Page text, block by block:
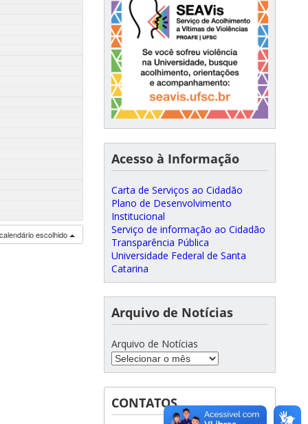
escolhido
Acesso à Informação
Carta de Serviços ao Cidadão
Plano de Desenvolvimento
Institucional
Serviço de informação ao Cidadão
Transparência Pública
Universidade Federal de Santa
Catarina
Arquivo de Notícias
Arquivo de Notícias
CONTATOS